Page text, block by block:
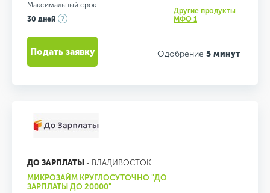
Максимальный срок
30 дней
Другие продукты
МФО 1
Одобрение 5 минут
Подать заявку
ДО ЗАРПЛАТЫ - ВЛАДИВОСТОК
МИКРОЗАЙМ КРУГЛОСУТОЧНО "ДО
ЗАРПЛАТЫ ДО 20000"